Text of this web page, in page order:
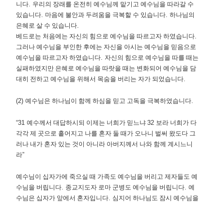
니다. 우리의 장래를 온전히 예수님께 맡기고 예수님을 따라갈 수
있습니다. 마음에 불안과 두려움을 극복할 수 있습니다.하나님의
은혜로 살 수 있습니다.
베드로는 처음에는 자신의 힘으로 예수님을 따르고자 하였습니다.
그러나 예수님을 부인한 후에는 자신을 아시는 예수님을 믿음으로
예수님을 따르고자 하였습니다. 자신의 힘으로 예수님을 따를 때는
실패하였지만 은혜로 예수님을 따랏을 때는 변화되어 예수님을 담
대히 전하고 예수님을 위해서 목숨을 버리는 자가 되었습니다.
(2)예수님은 하나님이 함께 하심을 믿고 고독을 극복하였습니다.
“31예수께서 대답하시되 이제는 너희가 믿느냐32 보라 너희가 다
각각 제 곳으로 흩어지고 나를 혼자 둘 때가 오나니 벌써 왔도다 그
러나 내가 혼자 있는 것이 아니라 아버지께서 나와 함께 계시느니
라”
예수님이 십자가에 죽으실 때 가족도 예수님을 버리고 제자들도 예
수님을 버립니다. 종교지도자 로마 군병도 예수님을 버립니다.예
수님은 십자가 앞에서 혼자입니다. 심지어 하나님도 잠시 예수님을